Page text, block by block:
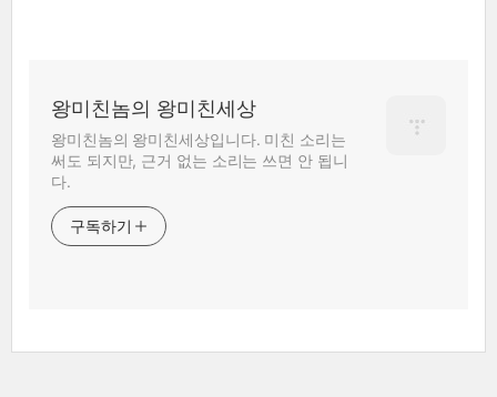
왕미친놈의 왕미친세상
왕미친놈의 왕미친세상입니다. 미친 소리는
써도 되지만, 근거 없는 소리는 쓰면 안 됩니
다.
구독하기